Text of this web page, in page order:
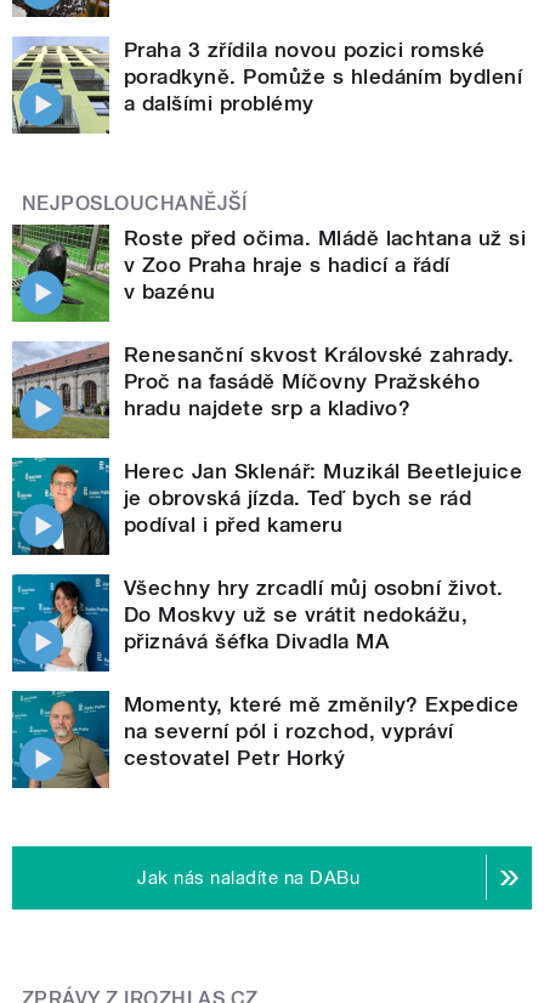
Praha 3 zřídila novou pozici romské
poradkyně. Pomůže s hledáním bydlení
a dalšími problémy
NEJPOSLOUCHANĚJŠÍ
Roste před očima. Mládě lachtana už si
v Zoo Praha hraje s hadicí a řádí
v bazénu
Renesanční skvost Královské zahrady.
Proč na fasádě Míčovny Pražského
hradu najdete srp a kladivo?
Herec Jan Sklenář: Muzikál Beetlejuice
je obrovská jízda. Teď bych se rád
podíval i před kameru
Všechny hry zrcadlí můj osobní život.
Do Moskvy už se vrátit nedokážu,
přiznává šéfka Divadla MA
Momenty, které mě změnily? Expedice
na severní pól i rozchod, vypráví
cestovatel Petr Horký
Jak nás naladíte na DABu
ZPRÁVY Z IROZHLAS.CZ